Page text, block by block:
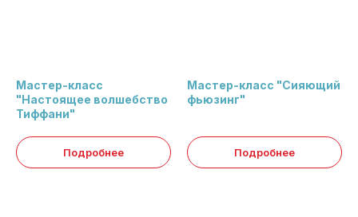
Мастер-класс
"Настоящее волшебство
Тиффани"
Подробнее
Мастер-класс "Сияющий
фьюзинг"
Подробнее